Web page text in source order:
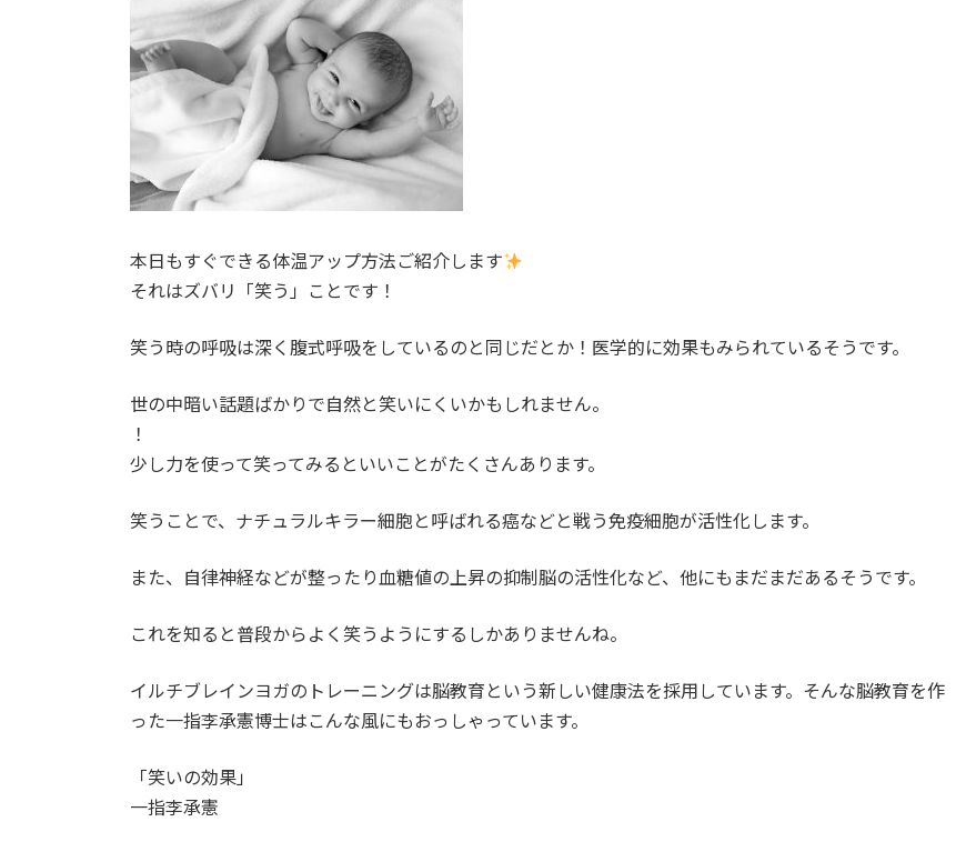
新
日
時
:
本日もすぐできる体温アップ方法ご紹介します
それはズバリ「笑う」ことです！
笑う時の呼吸は深く腹式呼吸をしているのと同じだとか！医学的に効果もみられているそうです。
世の中暗い話題ばかりで自然と笑いにくいかもしれません。
！
少し力を使って笑ってみるといいことがたくさんあります。
笑うことで、ナチュラルキラー細胞と呼ばれる癌などと戦う免疫細胞が活性化します。
また、自律神経などが整ったり血糖値の上昇の抑制脳の活性化など、他にもまだまだあるそうです。
これを知ると普段からよく笑うようにするしかありませんね。
イルチブレインヨガのトレーニングは脳教育という新しい健康法を採用しています。そんな脳教育を作
った一指李承憲博士はこんな風にもおっしゃっています。
「笑いの効果」
一指李承憲